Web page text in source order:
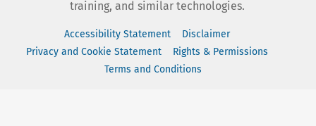
training, and similar technologies.
Accessibility Statement
Disclaimer
Privacy and Cookie Statement
Rights & Permissions
Terms and Conditions